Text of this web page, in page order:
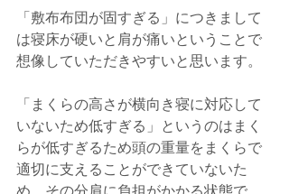
「敷布布団が固すぎる」につきまして
は寝床が硬いと肩が痛いということで
想像していただきやすいと思います。
「まくらの高さが横向き寝に対応して
いないため低すぎる」というのはまく
らが低すぎるため頭の重量をまくらで
適切に支えることができていないた
め、その分肩に負担がかかる状態で